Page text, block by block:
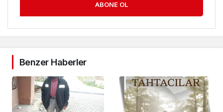
ABONE OL
Benzer Haberler